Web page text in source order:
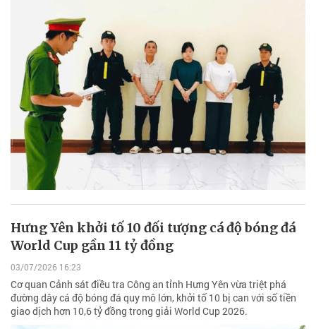
Hưng Yên khởi tố 10 đối tượng cá độ bóng đá
World Cup gần 11 tỷ đồng
03/07/2026 16:23
Cơ quan Cảnh sát điều tra Công an tỉnh Hưng Yên vừa triệt phá
đường dây cá độ bóng đá quy mô lớn, khởi tố 10 bị can với số tiền
giao dịch hơn 10,6 tỷ đồng trong giải World Cup 2026.